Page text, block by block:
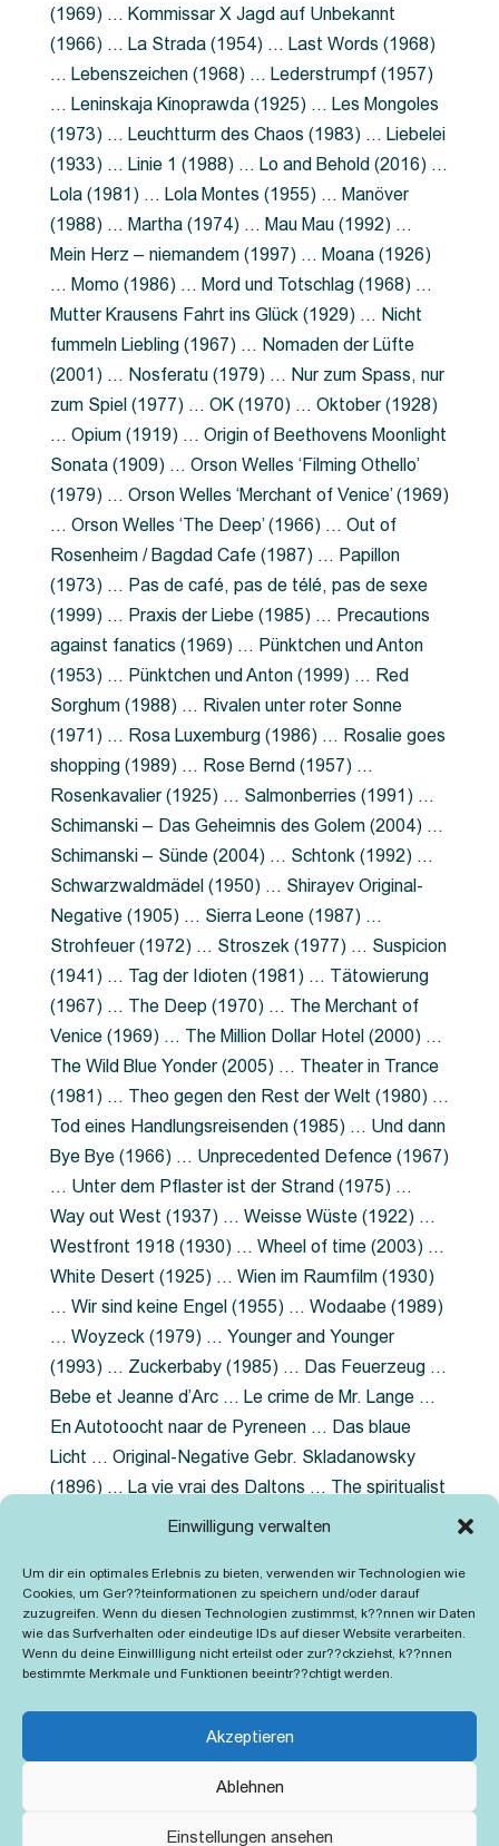
Einwilligung verwalten
Um dir ein optimales Erlebnis zu bieten, verwenden wir Technologien wie
Cookies, um Ger??teinformationen zu speichern und/oder darauf
zuzugreifen. Wenn du diesen Technologien zustimmst, k??nnen wir Daten
wie das Surfverhalten oder eindeutige IDs auf dieser Website verarbeiten.
Wenn du deine Einwillligung nicht erteilst oder zur??ckziehst, k??nnen
bestimmte Merkmale und Funktionen beeintr??chtigt werden.
Akzeptieren
Ablehnen
Einstellungen ansehen
(1969) … Kommissar X Jagd auf Unbekannt
(1966) … La Strada (1954) … Last Words (1968)
… Lebenszeichen (1968) … Lederstrumpf (1957)
… Leninskaja Kinoprawda (1925) … Les Mongoles
(1973) … Leuchtturm des Chaos (1983) … Liebelei
(1933) … Linie 1 (1988) … Lo and Behold (2016) …
Lola (1981) … Lola Montes (1955) … Manöver
(1988) … Martha (1974) … Mau Mau (1992) …
Mein Herz – niemandem (1997) … Moana (1926)
… Momo (1986) … Mord und Totschlag (1968) …
Mutter Krausens Fahrt ins Glück (1929) … Nicht
fummeln Liebling (1967) … Nomaden der Lüfte
(2001) … Nosferatu (1979) … Nur zum Spass, nur
zum Spiel (1977) … OK (1970) … Oktober (1928)
… Opium (1919) … Origin of Beethovens Moonlight
Sonata (1909) … Orson Welles ‘Filming Othello’
(1979) … Orson Welles ‘Merchant of Venice’ (1969)
… Orson Welles ‘The Deep’ (1966) … Out of
Rosenheim / Bagdad Cafe (1987) … Papillon
(1973) … Pas de café, pas de télé, pas de sexe
(1999) … Praxis der Liebe (1985) … Precautions
against fanatics (1969) … Pünktchen und Anton
(1953) … Pünktchen und Anton (1999) … Red
Sorghum (1988) … Rivalen unter roter Sonne
(1971) … Rosa Luxemburg (1986) … Rosalie goes
shopping (1989) … Rose Bernd (1957) …
Rosenkavalier (1925) … Salmonberries (1991) …
Schimanski – Das Geheimnis des Golem (2004) …
Schimanski – Sünde (2004) … Schtonk (1992) …
Schwarzwaldmädel (1950) … Shirayev Original-
Negative (1905) … Sierra Leone (1987) …
Strohfeuer (1972) … Stroszek (1977) … Suspicion
(1941) … Tag der Idioten (1981) … Tätowierung
(1967) … The Deep (1970) … The Merchant of
Venice (1969) … The Million Dollar Hotel (2000) …
The Wild Blue Yonder (2005) … Theater in Trance
(1981) … Theo gegen den Rest der Welt (1980) …
Tod eines Handlungsreisenden (1985) … Und dann
Bye Bye (1966) … Unprecedented Defence (1967)
… Unter dem Pflaster ist der Strand (1975) …
Way out West (1937) … Weisse Wüste (1922) …
Westfront 1918 (1930) … Wheel of time (2003) …
White Desert (1925) … Wien im Raumfilm (1930)
… Wir sind keine Engel (1955) … Wodaabe (1989)
… Woyzeck (1979) … Younger and Younger
(1993) … Zuckerbaby (1985) … Das Feuerzeug …
Bebe et Jeanne d’Arc … Le crime de Mr. Lange …
En Autotoocht naar de Pyreneen … Das blaue
Licht … Original-Negative Gebr. Skladanowsky
(1896) … La vie vrai des Daltons … The spiritualist
photographer … Feuer im Fjord … The Song of the
Grubenlampe … Tolstoy … Grün ist die Heide …
Lady Hamilton … Mütter verzaget nicht …
Ruttmann Werbefilme